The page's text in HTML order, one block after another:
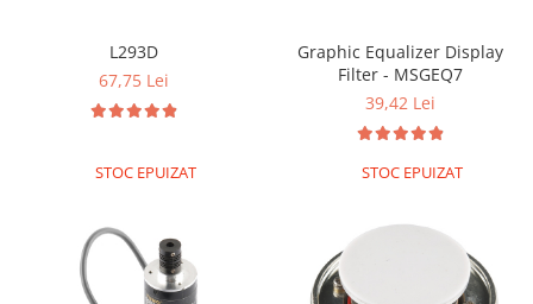
L293D
67,75 Lei
STOC EPUIZAT
Graphic Equalizer Display
Filter - MSGEQ7
39,42 Lei
STOC EPUIZAT